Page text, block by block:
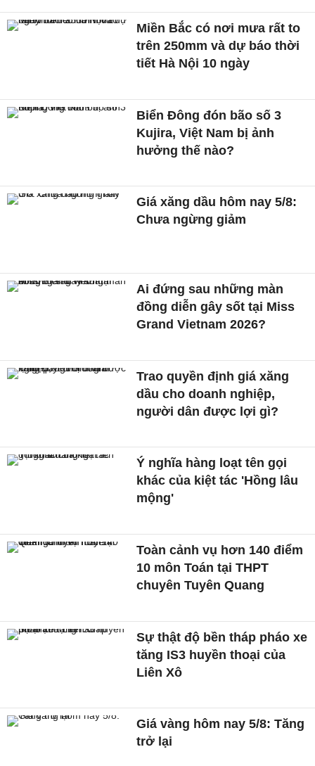
Miền Bắc có nơi mưa rất to
trên 250mm và dự báo thời
tiết Hà Nội 10 ngày
Biển Đông đón bão số 3
Kujira, Việt Nam bị ảnh
hưởng thế nào?
Giá xăng dầu hôm nay 5/8:
Chưa ngừng giảm
Ai đứng sau những màn
đồng diễn gây sốt tại Miss
Grand Vietnam 2026?
Trao quyền định giá xăng
dầu cho doanh nghiệp,
người dân được lợi gì?
Ý nghĩa hàng loạt tên gọi
khác của kiệt tác 'Hồng lâu
mộng'
Toàn cảnh vụ hơn 140 điểm
10 môn Toán tại THPT
chuyên Tuyên Quang
Sự thật độ bền tháp pháo xe
tăng IS3 huyền thoại của
Liên Xô
Giá vàng hôm nay 5/8: Tăng
trở lại